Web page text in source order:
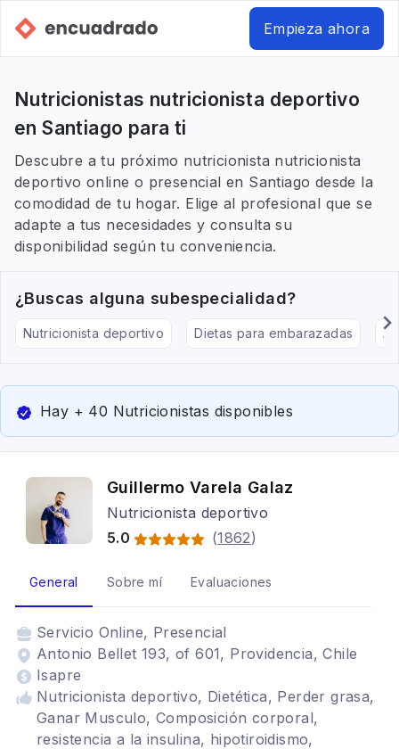
Empieza ahora
Nutricionistas nutricionista deportivo
en Santiago para ti
Descubre a tu próximo nutricionista nutricionista
deportivo online o presencial en Santiago desde la
comodidad de tu hogar. Elige al profesional que se
adapte a tus necesidades y consulta su
disponibilidad según tu conveniencia.
¿Buscas alguna subespecialidad?
Nutricionista deportivo Dietas para embarazadas
Hay + 40 Nutricionistas disponibles
Guillermo Varela Galaz
Nutricionista deportivo
5.0
(1862)
General Sobre mí Evaluaciones
Servicio Online, Presencial
Antonio Bellet 193, of 601, Providencia, Chile
Isapre
Nutricionista deportivo, Dietética, Perder grasa,
Ganar Musculo, Composición corporal,
resistencia a la insulina, hipotiroidismo,